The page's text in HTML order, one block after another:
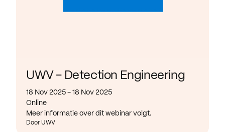
UWV - Detection Engineering
18 Nov 2025 - 18 Nov 2025
Online
Meer informatie over dit webinar volgt.
Door UWV